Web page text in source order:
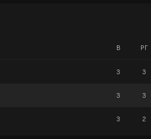
В РГ
3 3
3 3
3 2